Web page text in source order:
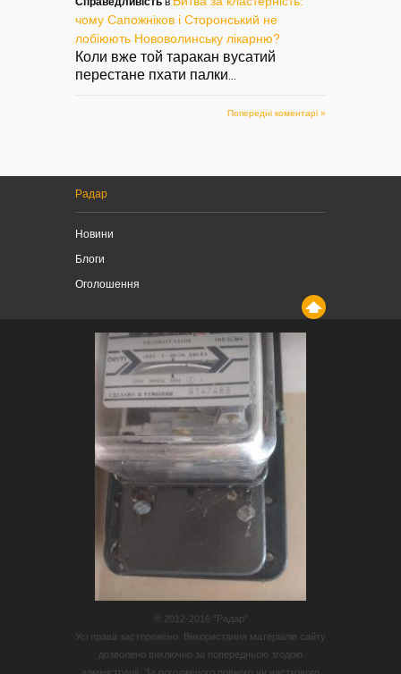
чому Сапожніков і Сторонський не
лобіюють Нововолинську лікарню?
Коли вже той таракан вусатий
перестане пхати палки
Попередні коментарі »
Радар
Новини
Блоги
Оголошення
© 2012-2016 “Радар”
Усі права застережено. Використання матеріалів сайту
дозволено виключно за попередньою згодою